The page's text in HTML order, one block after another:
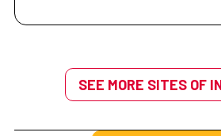
SEE MORE SITES OF